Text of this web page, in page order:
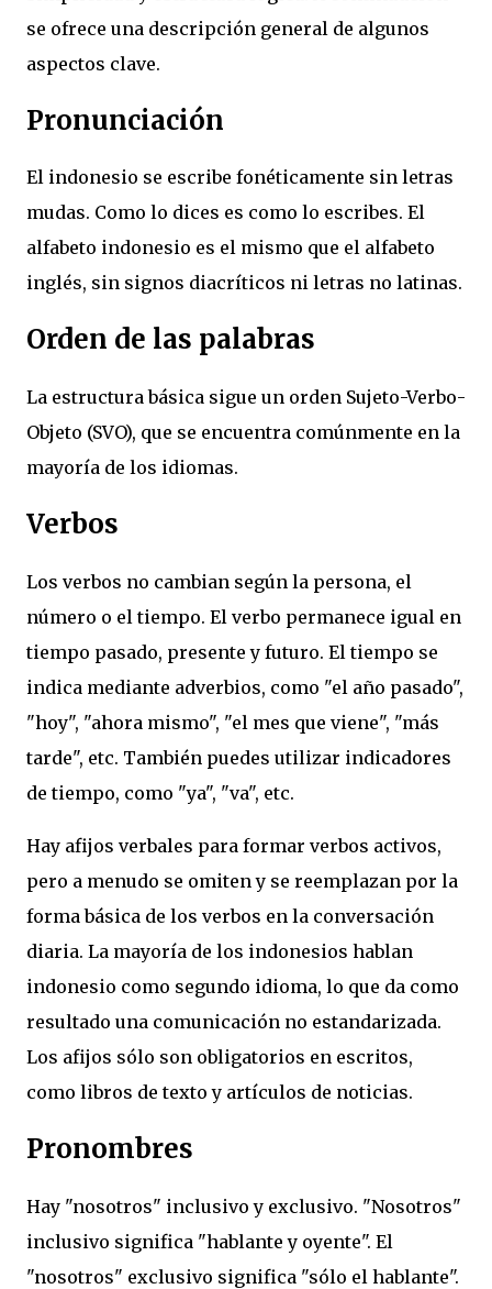
se ofrece una descripción general de algunos
aspectos clave.
Pronunciación
El indonesio se escribe fonéticamente sin letras
mudas. Como lo dices es como lo escribes. El
alfabeto indonesio es el mismo que el alfabeto
inglés, sin signos diacríticos ni letras no latinas.
Orden de las palabras
La estructura básica sigue un orden Sujeto-Verbo-
Objeto (SVO), que se encuentra comúnmente en la
mayoría de los idiomas.
Verbos
Los verbos no cambian según la persona, el
número o el tiempo. El verbo permanece igual en
tiempo pasado, presente y futuro. El tiempo se
indica mediante adverbios, como "el año pasado",
"hoy", "ahora mismo", "el mes que viene", "más
tarde", etc. También puedes utilizar indicadores
de tiempo, como "ya", "va", etc.
Hay afijos verbales para formar verbos activos,
pero a menudo se omiten y se reemplazan por la
forma básica de los verbos en la conversación
diaria. La mayoría de los indonesios hablan
indonesio como segundo idioma, lo que da como
resultado una comunicación no estandarizada.
Los afijos sólo son obligatorios en escritos,
como libros de texto y artículos de noticias.
Pronombres
Hay "nosotros" inclusivo y exclusivo. "Nosotros"
inclusivo significa "hablante y oyente". El
"nosotros" exclusivo significa "sólo el hablante".